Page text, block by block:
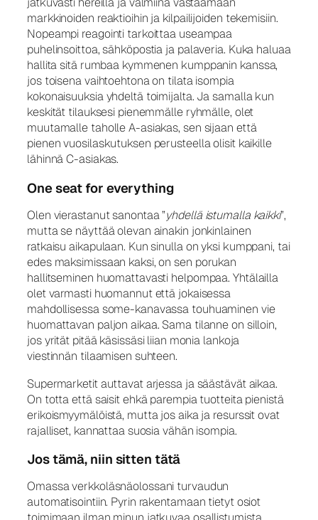
markkinoiden reaktioihin ja kilpailijoiden tekemisiin.
Nopeampi reagointi tarkoittaa useampaa
puhelinsoittoa, sähköpostia ja palaveria. Kuka haluaa
hallita sitä rumbaa kymmenen kumppanin kanssa,
jos toisena vaihtoehtona on tilata isompia
kokonaisuuksia yhdeltä toimijalta. Ja samalla kun
keskität tilauksesi pienemmälle ryhmälle, olet
muutamalle taholle A-asiakas, sen sijaan että
pienen vuosilaskutuksen perusteella olisit kaikille
lähinnä C-asiakas.
One seat for everything
Olen vierastanut sanontaa ”yhdellä istumalla kaikki”,
mutta se näyttää olevan ainakin jonkinlainen
ratkaisu aikapulaan. Kun sinulla on yksi kumppani, tai
edes maksimissaan kaksi, on sen porukan
hallitseminen huomattavasti helpompaa. Yhtälailla
olet varmasti huomannut että jokaisessa
mahdollisessa some-kanavassa touhuaminen vie
huomattavan paljon aikaa. Sama tilanne on silloin,
jos yrität pitää käsissäsi liian monia lankoja
viestinnän tilaamisen suhteen.
Supermarketit auttavat arjessa ja säästävät aikaa.
On totta että saisit ehkä parempia tuotteita pienistä
erikoismyymälöistä, mutta jos aika ja resurssit ovat
rajalliset, kannattaa suosia vähän isompia.
Jos tämä, niin sitten tätä
Omassa verkkoläsnäolossani turvaudun
automatisointiin. Pyrin rakentamaan tietyt osiot